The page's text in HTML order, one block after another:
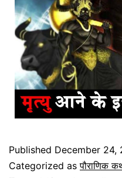
Published December 24,
Categorized asपौराणिक